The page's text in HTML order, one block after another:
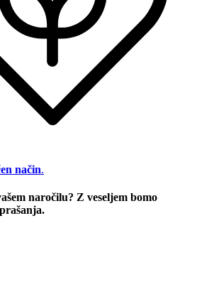
način.
naročilu? Z veseljem bomo